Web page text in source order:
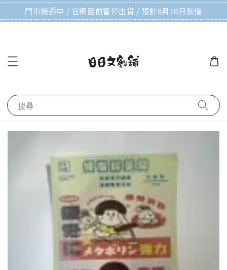
門市搬遷中 / 官網目前暫停出貨 / 預計8月10日恢復
搜尋